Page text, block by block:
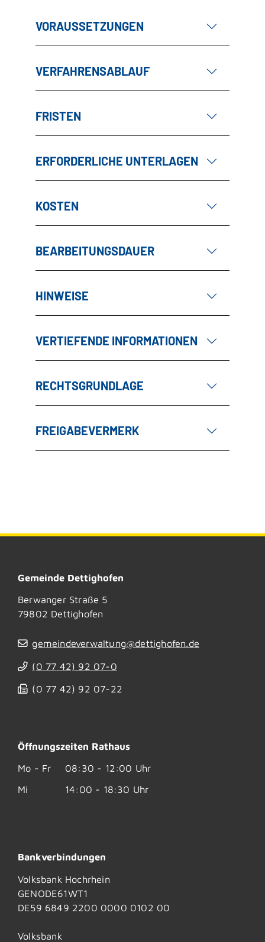
VORAUSSETZUNGEN
VERFAHRENSABLAUF
FRISTEN
ERFORDERLICHE UNTERLAGEN
KOSTEN
BEARBEITUNGSDAUER
HINWEISE
VERTIEFENDE INFORMATIONEN
RECHTSGRUNDLAGE
FREIGABEVERMERK
Gemeinde Dettighofen
Berwanger Straße 5
79802 Dettighofen
gemeindeverwaltung@dettighofen.de
(0 77 42) 92 07-0
(0 77 42) 92 07-22
Öffnungszeiten Rathaus
Mo - Fr
08:30 - 12:00 Uhr
Mi
14:00 - 18:30 Uhr
Bankverbindungen
Volksbank Hochrhein
GENODE61WT1
DE59 6849 2200 0000 0102 00
Volksbank